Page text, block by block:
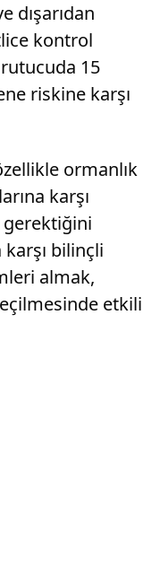
dışarıdan
kontrol
15
riskine karşı
ormanlık
karşı
gerektiğini
karşı bilinçli
almak,
etkili